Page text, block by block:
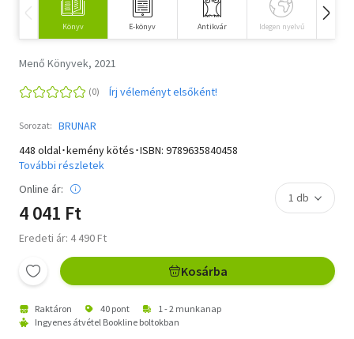
Könyv E-könyv Antikvár Idegen nyelvű
Menő Könyvek, 2021
Írj véleményt elsőként!
Sorozat: BRUNAR
448 oldal･kemény kötés･ISBN: 9789635840458
További részletek
Online ár:
4 041 Ft
Eredeti ár: 4 490 Ft
Kosárba
Raktáron 40 pont
1 - 2 munkanap
Ingyenes átvétel Bookline boltokban